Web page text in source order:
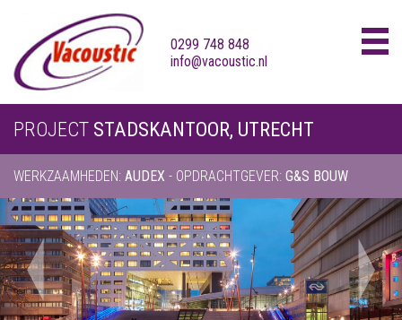
0299 748 848
info@vacoustic.nl
PROJECT STADSKANTOOR, UTRECHT
WERKZAAMHEDEN: AUDEX - OPDRACHTGEVER: G&S BOUW